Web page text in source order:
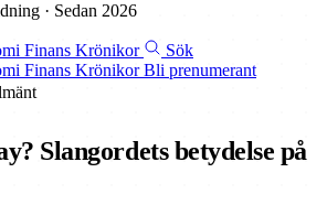
· Sedan 2026
Finans Krönikor
Sök
Finans KrönikorBli prenumerant
Slangordets betydelse på